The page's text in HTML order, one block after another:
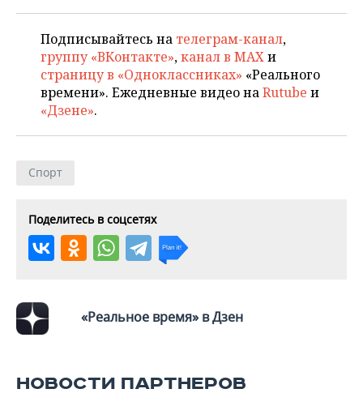
ONLINE-КОНФЕРЕНЦИИ
ОТКРЫТАЯ ЛЕКЦИЯ
ХОККЕЙ
БАСКЕТБОЛ
ВОЛЕЙБОЛ
ВОДНЫЕ ВИДЫ СПОРТА
ВЛАСТЬ
ИНФРАСТРУКТУРА
ИСТОРИЯ
ОБРАЗОВАНИЕ
ФОТОГАЛЕРЕЯ
СЮЖЕТЫ
СПРАВОЧНИК
СПИСОК ПЕРСОН
ПОЛНАЯ ВЕРСИЯ
Подписывайтесь на телеграм-канал,
группу «ВКонтакте»,канал в MAXи
страницу в «Одноклассниках» «Реального
времени». Ежедневные видео наRutube и
«Дзене».
Спорт
Поделитесь в соцсетях
«Реальное время» в Дзен
НОВОСТИ ПАРТНЕРОВ